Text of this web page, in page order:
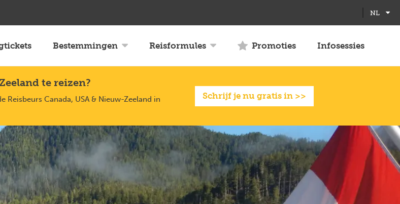
NL
Bestemmingen Reisformules Promoties Infosessies
te reizen?
Reisbeurs Canada, USA & Nieuw-Zeeland in
Schrijf je nu gratis in >>
screen